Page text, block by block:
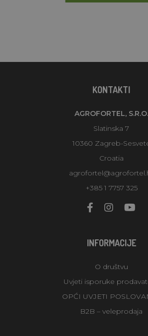
KONTAKTI
AGROFORTEL, S.R.O.
Slatinska 7
10360 Zagreb-
Croatia
+385 1 7757 325
INFORMACIJE
O društvu
Uvjeti isporuke
OPĆI UVJETI
B2B – veleprodaja